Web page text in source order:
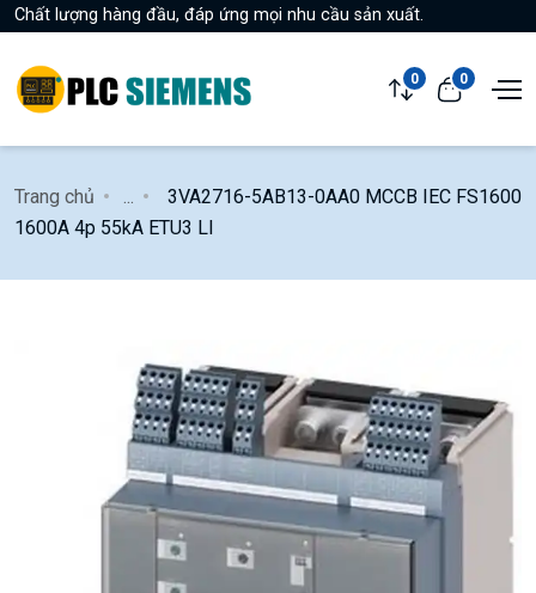
Chất lượng hàng đầu, đáp ứng mọi nhu cầu sản xuất.
0 0
Trang chủ
3VA2716-5AB13-0AA0 MCCB IEC FS1600
1600A 4p 55kA ETU3 LI